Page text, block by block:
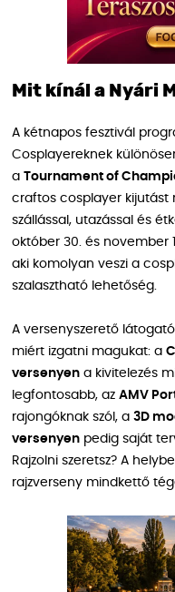
Mit kínál a Nyári
A kétnapos fesztivál
Cosplayereknek
a Tournament of
craftos cosplayer kijutást
szállással, utazással és
október 30. és november
aki komolyan veszi a
szalasztható lehetőség.
A versenyszerető
miért izgatni magukat: a
versenyen a kivitelezés
legfontosabb, az AMV
rajongóknak szól, a 3D
versenyen pedig saját
Rajzolni szeretsz? A
rajzverseny mindkettő